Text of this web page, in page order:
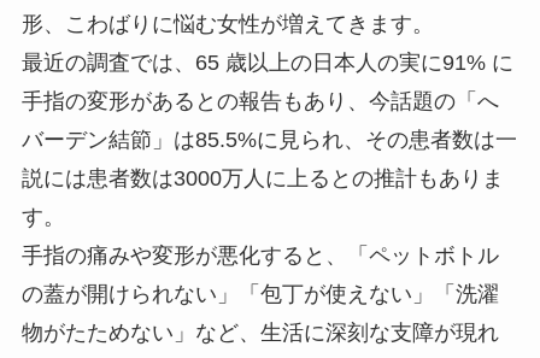
形、こわばりに悩む女性が増えてきます。
最近の調査では、65 歳以上の日本人の実に91% に
手指の変形があるとの報告もあり、今話題の「へ
バーデン結節」は85.5%に見られ、その患者数は一
説には患者数は3000万人に上るとの推計もありま
す。
手指の痛みや変形が悪化すると、「ペットボトル
の蓋が開けられない」「包丁が使えない」「洗濯
物がたためない」など、生活に深刻な支障が現れ